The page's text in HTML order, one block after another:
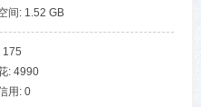
间: 1.52 GB
175
: 4990
用: 0